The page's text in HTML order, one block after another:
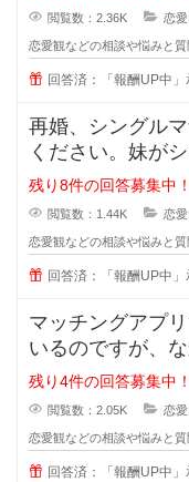
閲覧数：2.36K 恋
恋愛観などの相談や悩みと質
回答済：「報酬UP中
再婚、シングル
ください。妹が
のですが私も悩
残り8件の回答募集中！
閲覧数：1.44K 恋
恋愛観などの相談や悩みと質
回答済：「報酬UP中
マッチングアプ
いるのですが、
ません。 好
残り4件の回答募集中！
閲覧数：2.05K 恋
恋愛観などの相談や悩みと質
回答済：「報酬UP中